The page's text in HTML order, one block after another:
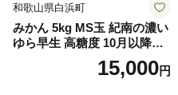
和歌山県白浜町
みかん 5kg MS玉 紀南の濃い
ゆら早生 高糖度 10月以降発
送 マルチ被覆栽培15,000円